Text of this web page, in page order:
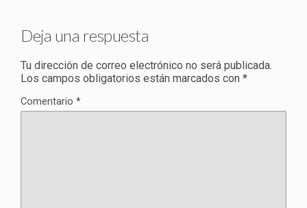
Deja una respuesta
Tu dirección de correo electrónico no será publicada.
Los campos obligatorios están marcados con *
Comentario *